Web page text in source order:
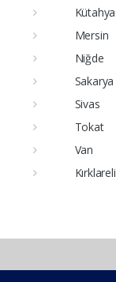
Kütahya
Mersin
Niğde
Sakarya
Sivas
Tokat
Van
Kırklareli